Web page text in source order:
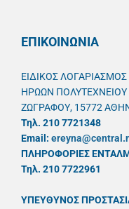
ΕΠΙΚΟΙΝΩΝΙΑ
ΕΙΔΙΚΟΣ
ΗΡΩΩΝ
ΖΩΓΡΑΦΟΥ, 15772
Τηλ. 210 7721348
Email:
ΠΛΗΡΟΦΟΡΙΕΣ
Τηλ. 210 7722961
ΥΠΕΥΘYΝΟΣ